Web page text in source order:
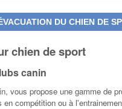
DU CHIEN DE
chien de sport
canin
vous propose une gamme de
compétition ou à